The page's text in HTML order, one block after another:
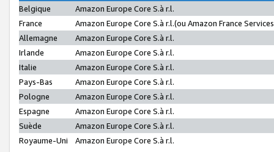
Belgique
Amazon Europe Core S.à r.l.
France
Amazon Europe Core S.à r.l.(ou Amazon France
Allemagne
Amazon Europe Core S.à r.l.
Irlande
Amazon Europe Core S.à r.l.
Italie
Amazon Europe Core S.à r.l.
Pays-Bas
Amazon Europe Core S.à r.l.
Pologne
Amazon Europe Core S.à r.l.
Espagne
Amazon Europe Core S.à r.l.
Suède
Amazon Europe Core S.à r.l.
Royaume-Uni
Amazon Europe Core S.à r.l.